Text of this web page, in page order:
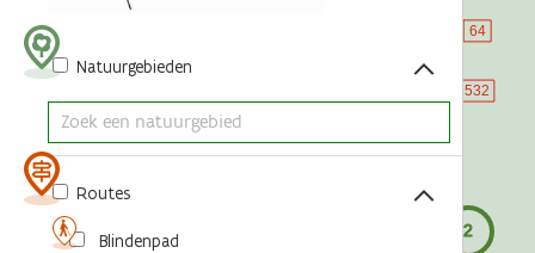
Natuurgebieden
Routes
Blindenpad